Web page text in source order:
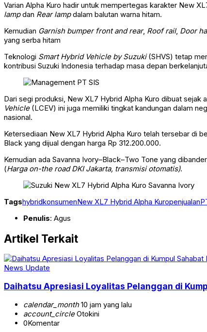
Varian Alpha Kuro hadir untuk mempertegas karakter New
lampdan Rear lampdalam balutan warna hitam.
Kemudian Garnish bumper front and rear, Roof rail, Door
yang serba hitam
Teknologi Smart Hybrid Vehicle by Suzuki(SHVS) tetap
kontribusi Suzuki Indonesia terhadap masa depan
Dari segi produksi, New XL7 Hybrid Alpha Kuro dibuat sejak
Vehicle(LCEV) ini juga memiliki tingkat kandungan dalam
nasional.
Ketersediaan New XL7 Hybrid Alpha Kuro telah tersebar di
Black yang dijual dengan harga Rp 312.200.000.
Kemudian ada Savanna Ivory–Black–Two Tone yang
(Harga on-the road DKI Jakarta, transmisi otomatis).
TagshybridkonsumenNew XL7 Hybrid Alpha Kuropenjualan
Penulis: Agus
Artikel Terkait
News Update
Daihatsu Apresiasi Loyalitas Pelanggan di
calendar_month10 jam yang lalu
account_circleOtokini
0Komentar